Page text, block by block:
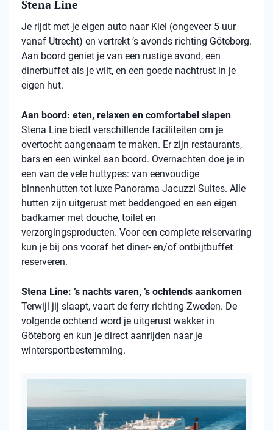
Stena Line
Je rijdt met je eigen auto naar Kiel (ongeveer 5 uur
vanaf Utrecht) en vertrekt ’s avonds richting Göteborg.
Aan boord geniet je van een rustige avond, een
dinerbuffet als je wilt, en een goede nachtrust in je
eigen hut.
Aan boord: eten, relaxen en comfortabel slapen
Stena Line biedt verschillende faciliteiten om je
overtocht aangenaam te maken. Er zijn restaurants,
bars en een winkel aan boord. Overnachten doe je in
een van de vele huttypes: van eenvoudige
binnenhutten tot luxe Panorama Jacuzzi Suites. Alle
hutten zijn uitgerust met beddengoed en een eigen
badkamer met douche, toilet en
verzorgingsproducten. Voor een complete reiservaring
kun je bij ons vooraf het diner- en/of ontbijtbuffet
reserveren.
Stena Line: ’s nachts varen, ’s ochtends aankomen
Terwijl jij slaapt, vaart de ferry richting Zweden. De
volgende ochtend word je uitgerust wakker in
Göteborg en kun je direct aanrijden naar je
wintersportbestemming.